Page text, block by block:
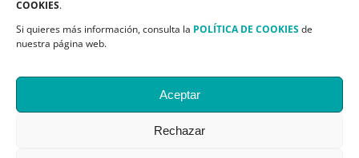
COOKIES.
Si quieres más información, consulta la POLÍTICA DE COOKIESde
nuestra página web.
Aceptar
Rechazar